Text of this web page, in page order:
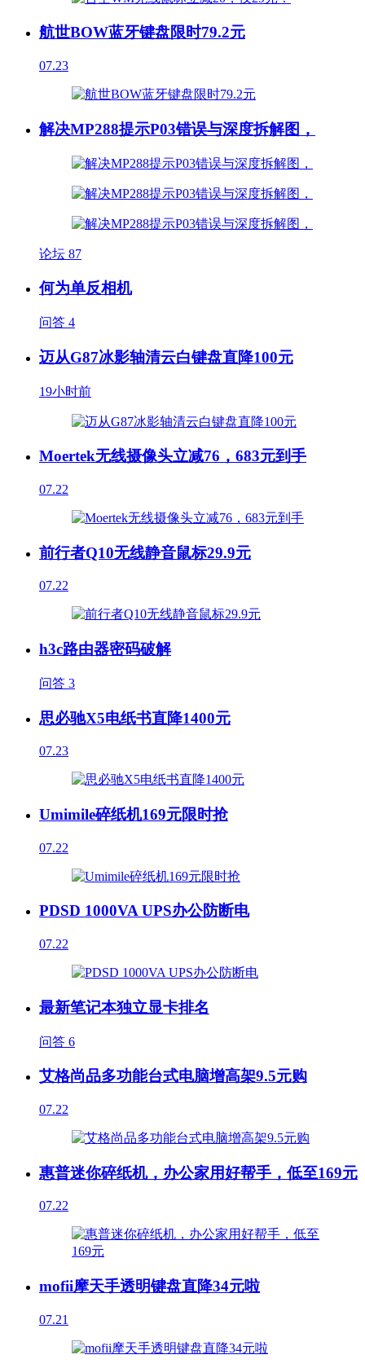
航世BOW蓝牙键盘限时79.2元
07.23
解决MP288提示P03错误与深度拆解图，
论坛 87
何为单反相机
问答 4
迈从G87冰影轴清云白键盘直降100元
19小时前
Moertek无线摄像头立减76，683元到手
07.22
前行者Q10无线静音鼠标29.9元
07.22
h3c路由器密码破解
问答 3
思必驰X5电纸书直降1400元
07.23
Umimile碎纸机169元限时抢
07.22
PDSD 1000VA UPS办公防断电
07.22
最新笔记本独立显卡排名
问答 6
艾格尚品多功能台式电脑增高架9.5元购
07.22
惠普迷你碎纸机，办公家用好帮手，低至169元
07.22
mofii摩天手透明键盘直降34元啦
07.21